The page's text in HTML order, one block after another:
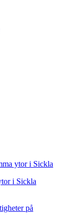
ytor i Sickla
i Sickla
på